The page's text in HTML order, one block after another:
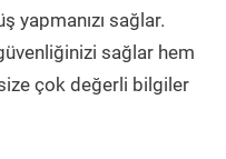
yapmanızı sağlar.
sağlar hem
size çok değerli bilgiler